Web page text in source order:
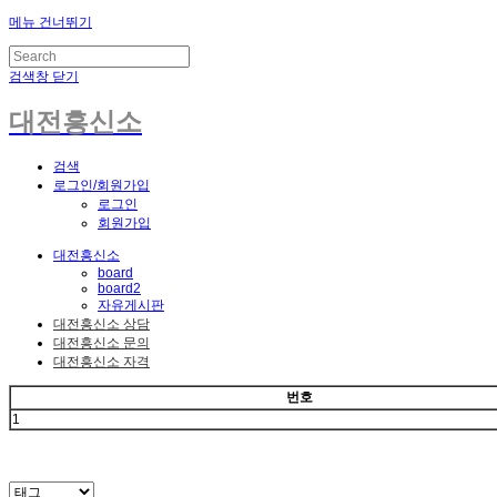
메뉴 건너뛰기
검색창 닫기
대전흥신소
검색
로그인/회원가입
로그인
회원가입
대전흥신소
board
board2
자유게시판
대전흥신소 상담
대전흥신소 문의
대전흥신소 자격
번호
1